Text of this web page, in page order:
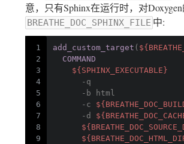
意，只有Sphinx在运行时，对
BREATHE_DOC_SPHINX_FILE 中:
1
2
3
4
5
6
7
8
9
add_custom_target (
COMMAND
${SPHINX_EXECUTABLE}
      -q
      -b html
      -c
      -d